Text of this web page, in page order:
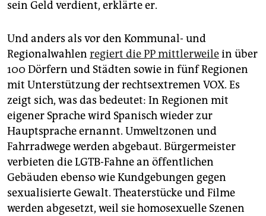
sein Geld verdient, erklärte er.
Und anders als vor den Kommunal- und
Regionalwahlen regiert die PP mittlerweilein über
100 Dörfern und Städten sowie in fünf Regionen
mit Unterstützung der rechtsextremen VOX. Es
zeigt sich, was das bedeutet: In Regionen mit
eigener Sprache wird Spanisch wieder zur
Hauptsprache ernannt. Umweltzonen und
Fahrradwege werden abgebaut. Bürgermeister
verbieten die LGTB-Fahne an öffentlichen
Gebäuden ebenso wie Kundgebungen gegen
sexualisierte Gewalt. Theaterstücke und Filme
werden abgesetzt, weil sie homosexuelle Szenen